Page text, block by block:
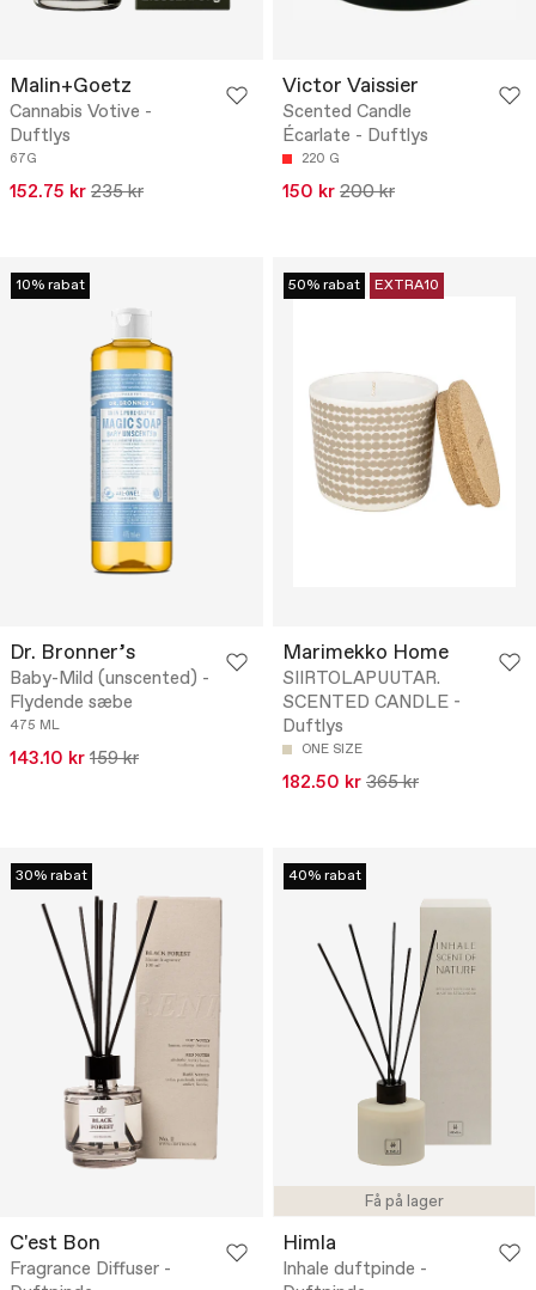
Malin+Goetz
Cannabis Votive -
Duftlys
67G
152.75 kr 235 kr
Victor Vaissier
Scented Candle
Écarlate - Duftlys
220 G
150 kr 200 kr
10% rabat
Dr. Bronner’s
Baby-Mild (unscented) -
Flydende sæbe
475 ML
143.10 kr 159 kr
50% rabat EXTRA10
Marimekko Home
SIIRTOLAPUUTAR.
SCENTED CANDLE -
Duftlys
ONE SIZE
182.50 kr 365 kr
30% rabat
C'est Bon
Fragrance Diffuser -
Få på lager
40% rabat
Himla
Inhale duftpinde -